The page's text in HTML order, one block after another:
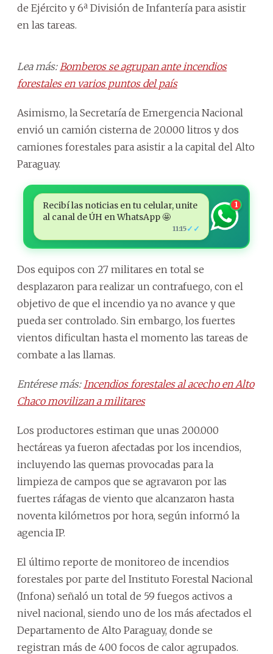
de Ejército y 6ª División de Infantería para asistir
en las tareas.
Lea más: Bomberos se agrupan ante incendios
forestales en varios puntos del país
Asimismo, la Secretaría de Emergencia Nacional
envió un camión cisterna de 20.000 litros y dos
camiones forestales para asistir a la capital del Alto
Paraguay.
Recibí las noticias en tu celular, unite
al canal de ÚH en WhatsApp 🤩
11:15✓✓
1
Dos equipos con 27 militares en total se
desplazaron para realizar un contrafuego, con el
objetivo de que el incendio ya no avance y que
pueda ser controlado. Sin embargo, los fuertes
vientos dificultan hasta el momento las tareas de
combate a las llamas.
Entérese más: Incendios forestales al acecho en Alto
Chaco movilizan a militares
Los productores estiman que unas 200.000
hectáreas ya fueron afectadas por los incendios,
incluyendo las quemas provocadas para la
limpieza de campos que se agravaron por las
fuertes ráfagas de viento que alcanzaron hasta
noventa kilómetros por hora, según informó la
agencia IP.
El último reporte de monitoreo de incendios
forestales por parte del Instituto Forestal Nacional
(Infona) señaló un total de 59 fuegos activos a
nivel nacional, siendo uno de los más afectados el
Departamento de Alto Paraguay, donde se
registran más de 400 focos de calor agrupados.